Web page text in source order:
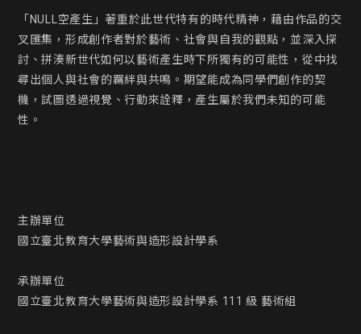
「NULL空產生」著重於此世代特有的時代精神，藉由作品的交
叉匯集，形成創作者對於藝術、社會與自我的觀點，並深入探
討、拼湊新世代如何以藝術產生時下所獨有的可能性，從中找
尋出個人與社會的羈絆與共鳴。期望能成為同學們創作的契
機，試圖透過視覺、行動來詮釋，產生屬於我們未知的可能
性。
主辦單位
國立臺北教育大學藝術與造形設計學系
承辦單位
國立臺北教育大學藝術與造形設計學系 111 級 藝術組